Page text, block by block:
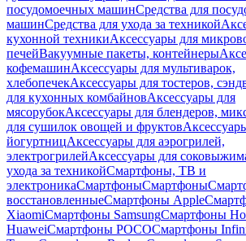
посудомоечных машинСредства для
машинСредства для ухода за техникой
кухонной техникиАксессуары для
печейВакуумные пакеты, контейнеры
кофемашинАксессуары для мультиварок,
хлебопечекАксессуары для тостеров,
для кухонных комбайновАксессуары для
мясорубокАксессуары для блендеров,
для сушилок овощей и фруктов
йогуртницАксессуары для аэрогрилей,
электрогрилейАксессуары для
ухода за техникойСмартфоны, ТВ и
электроникаСмартфоныСмартфоны
восстановленныеСмартфоны Apple
XiaomiСмартфоны SamsungСмартфоны
HuaweiСмартфоны POCOСмартфоны